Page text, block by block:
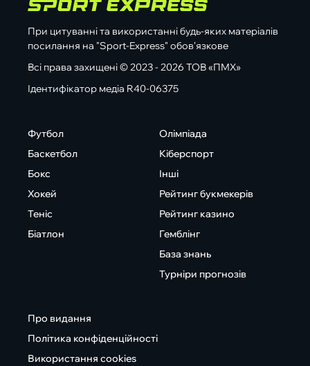
При цитуванні та використанні будь-яких матеріалів
посилання на "Sport-Express" обов'язкове
Всі права захищені © 2023 - 2026 ТОВ «ПМХ»
Ідентифікатор медіа R40-06375
Футбол
Баскетбол
Бокс
Хокей
Теніс
Біатлон
Олімпіада
Кіберспорт
Інші
Рейтинг букмекерів
Рейтинг казино
Гемблінг
База знань
Турніри прогнозів
Про видання
Політика конфіденційності
Використання cookies